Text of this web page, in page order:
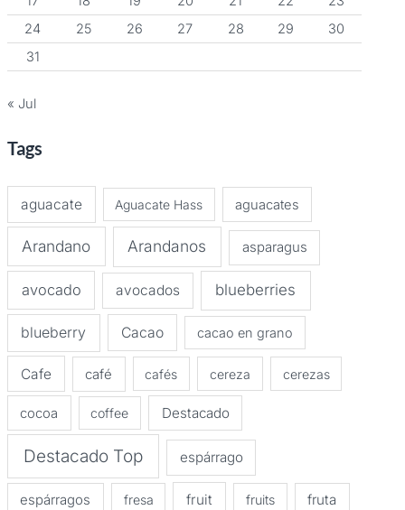
24
25 26 27 28 29
30
31
« Jul
Tags
aguacate Aguacate Hass aguacates
Arandano Arandanos asparagus
avocado avocados blueberries
blueberry Cacao cacao en grano
Cafe café cafés cereza cerezas
cocoa coffee Destacado
Destacado Top espárrago
espárragos fresa fruit fruits fruta